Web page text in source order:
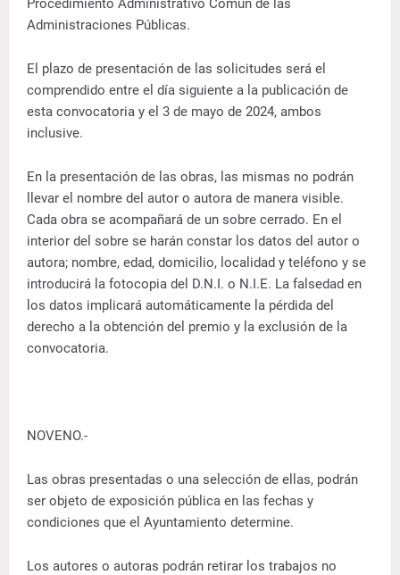
Administraciones Públicas.
El plazo de presentación de las solicitudes será el
comprendido entre el día siguiente a la publicación de
esta convocatoria y el 3 de mayo de 2024, ambos
inclusive.
En la presentación de las obras, las mismas no podrán
llevar el nombre del autor o autora de manera visible.
Cada obra se acompañará de un sobre cerrado. En el
interior del sobre se harán constar los datos del autor o
autora; nombre, edad, domicilio, localidad y teléfono y se
introducirá la fotocopia del D.N.I. o N.I.E. La falsedad en
los datos implicará automáticamente la pérdida del
derecho a la obtención del premio y la exclusión de la
convocatoria.
NOVENO.-
Las obras presentadas o una selección de ellas, podrán
ser objeto de exposición pública en las fechas y
condiciones que el Ayuntamiento determine.
Los autores o autoras podrán retirar los trabajos no